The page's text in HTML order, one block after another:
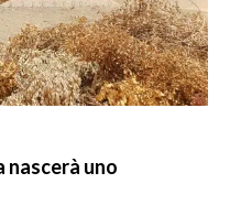
nascerà uno